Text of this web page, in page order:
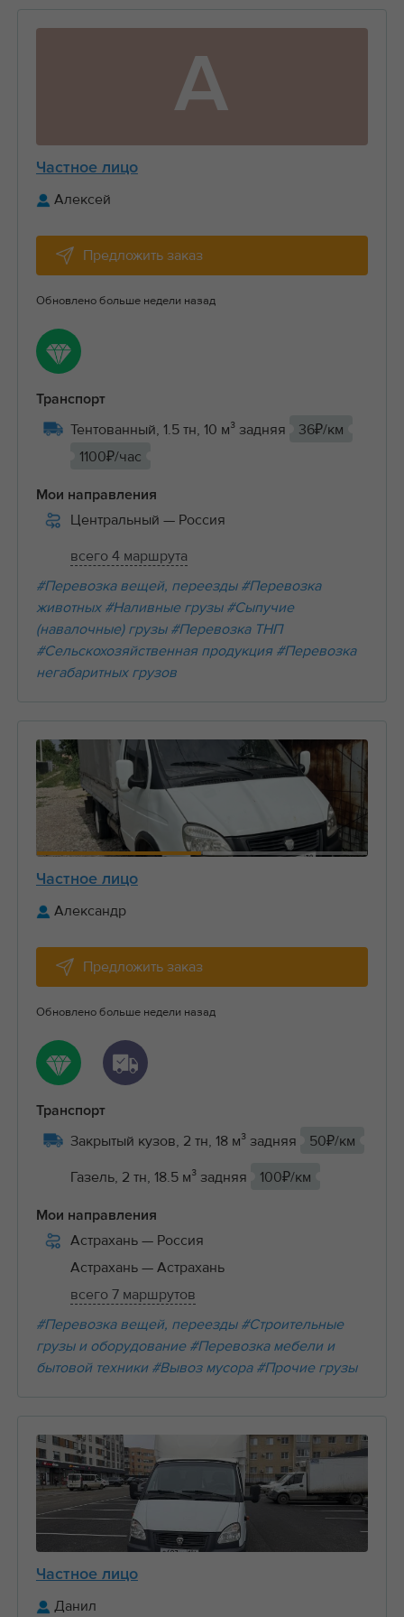
А
Частное лицо
Алексей
Предложить заказ
Обновлено больше недели назад
Транспорт
Тентованный, 1.5 тн, 10 м³ задняя
36₽/км
1100₽/час
Мои направления
Центральный — Россия
всего 4 маршрута
#Перевозка вещей, переезды #Перевозка
животных #Наливные грузы #Сыпучие
(навалочные) грузы #Перевозка ТНП
#Сельскохозяйственная продукция #Перевозка
негабаритных грузов
Частное лицо
Александр
Предложить заказ
Обновлено больше недели назад
Транспорт
Закрытый кузов, 2 тн, 18 м³ задняя
50₽/км
Газель, 2 тн, 18.5 м³ задняя
100₽/км
Мои направления
Астрахань — Россия
Астрахань — Астрахань
всего 7 маршрутов
#Перевозка вещей, переезды #Строительные
грузы и оборудование #Перевозка мебели и
бытовой техники #Вывоз мусора #Прочие грузы
Частное лицо
Данил